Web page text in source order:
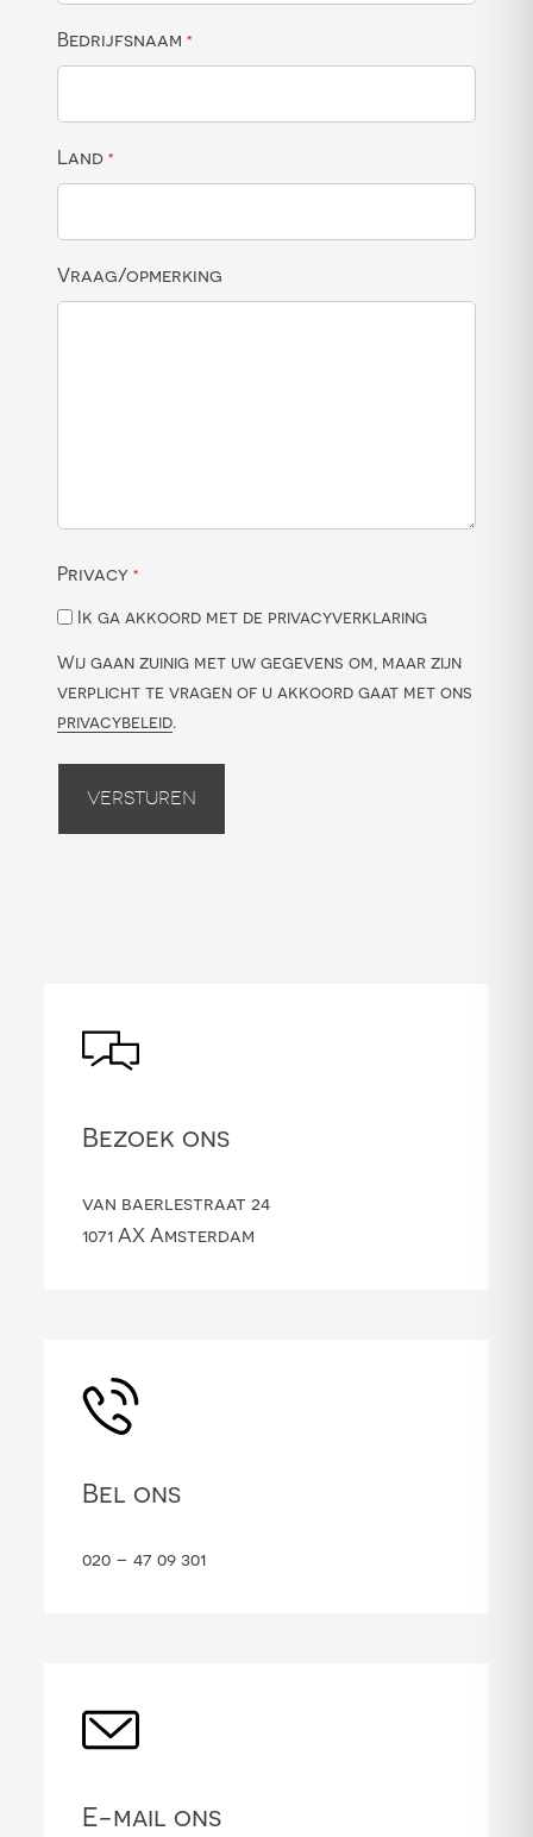
Bedrijfsnaam *
Land *
Vraag/opmerking
Privacy *
Ik ga akkoord met de privacyverklaring
Wij gaan zuinig met uw gegevens om, maar zijn
verplicht te vragen of u akkoord gaat met ons
privacybeleid.
Versturen
Bezoek ons
van baerlestraat 24
1071 AX Amsterdam
Bel ons
020 – 47 09 301
E-mail ons